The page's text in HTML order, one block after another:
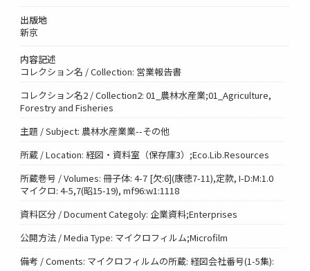
出版地
新京
内容記述
コレクション名 / Collection: 営業報告書
コレクション名2 / Collection2: 01_農林水産業;01_Agriculture,
Forestry and Fisheries
主題 / Subject: 農林水産業業--その他
所蔵 / Location: 経図・資料室（保存庫3）;Eco.Lib.Resources
所蔵巻号 / Volumes: 冊子体: 4-7 [欠:6](康徳7-11),定款, I-D:M:1.0
マイクロ: 4-5,7(昭15-19), mf96:w1:1118
資料区分 / Document Categoly: 企業資料;Enterprises
公開方法 / Media Type: マイクロフィルム;Microfilm
備考 / Coments: マイクロフィルムの所蔵: 経図会社番号(1-5集):